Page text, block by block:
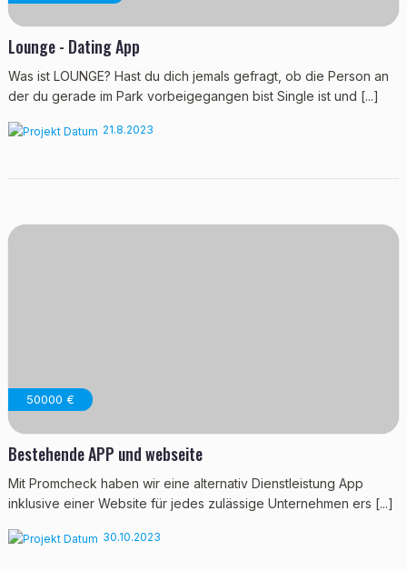
Lounge - Dating App
Was ist LOUNGE? Hast du dich jemals gefragt, ob die Person an
der du gerade im Park vorbeigegangen bist Single ist und [...]
21.8.2023
50000 €
Bestehende APP und webseite
Mit Promcheck haben wir eine alternativ Dienstleistung App
inklusive einer Website für jedes zulässige Unternehmen ers [...]
30.10.2023